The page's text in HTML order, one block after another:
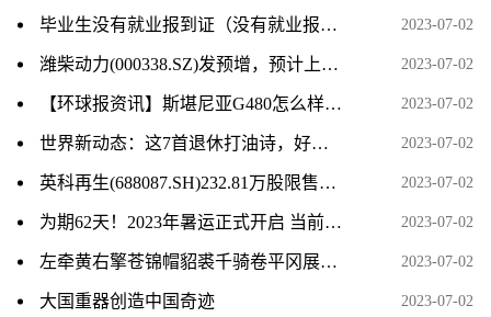
毕业生没有就业报到证（没有就业报到证怎么办）-热文 2023-07-02
潍柴动力(000338.SZ)发预增，预计上半年净利润35.87亿元–40.65亿元，同比增长50%–70% 2023-07-02
【环球报资讯】斯堪尼亚G480怎么样及德龙L3000多少钱 2023-07-02
世界新动态：这7首退休打油诗，好玩还不失哲理！ 02 2023-07-02
英科再生(688087.SH)232.81万股限售股份将于7月10日上市流通_环球动态 2023-07-02
为期62天！2023年暑运正式开启 当前视讯 2023-07-02
左牵黄右擎苍锦帽貂裘千骑卷平冈展现的画面（左牵黄右擎苍锦帽貂裘千骑卷平冈） 2023-07-02
大国重器创造中国奇迹 2023-07-02